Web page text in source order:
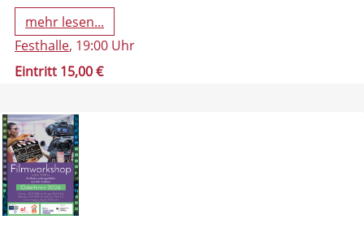
mehr lesen...
Festhalle, 19:00 Uhr
Eintritt 15,00 €